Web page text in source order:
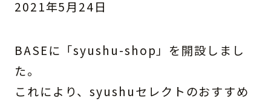
2021年5月24日
BASEに「syushu-shop」を開設しまし
た。
これにより、syushuセレクトのおすすめ